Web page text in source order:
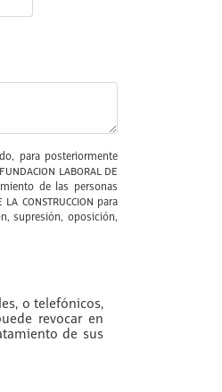
para posteriormente
LABORAL DE
de las personas
CONSTRUCCION para
supresión, oposición,
o telefónicos,
revocar en
de sus